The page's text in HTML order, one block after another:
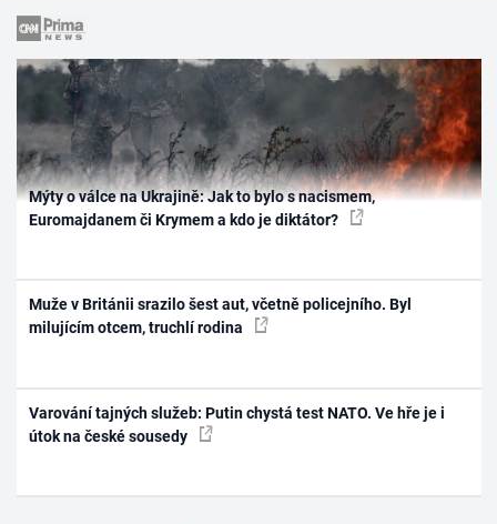
Mýty o válce na Ukrajině: Jak to bylo s nacismem,
Euromajdanem či Krymem a kdo je diktátor?
Muže v Británii srazilo šest aut, včetně policejního. Byl
milujícím otcem, truchlí rodina
Varování tajných služeb: Putin chystá test NATO. Ve hře je i
útok na české sousedy